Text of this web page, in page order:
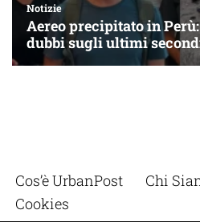
Cos’è UrbanPost Chi
Cookies